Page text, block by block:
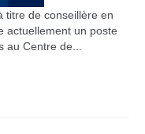
titre de conseillère en
actuellement un poste
Centre de...